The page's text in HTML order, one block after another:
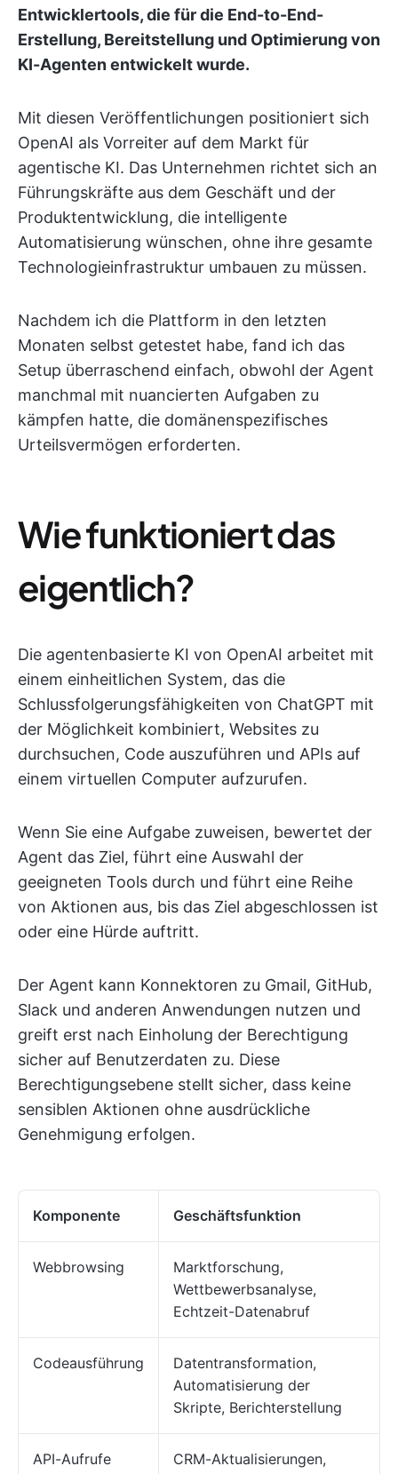
Entwicklertools, die für die End-to-End-
Erstellung, Bereitstellung und Optimierung von
KI-Agenten entwickelt wurde.
Mit diesen Veröffentlichungen positioniert sich
OpenAI als Vorreiter auf dem Markt für
agentische KI. Das Unternehmen richtet sich an
Führungskräfte aus dem Geschäft und der
Produktentwicklung, die intelligente
Automatisierung wünschen, ohne ihre gesamte
Technologieinfrastruktur umbauen zu müssen.
Nachdem ich die Plattform in den letzten
Monaten selbst getestet habe, fand ich das
Setup überraschend einfach, obwohl der Agent
manchmal mit nuancierten Aufgaben zu
kämpfen hatte, die domänenspezifisches
Urteilsvermögen erforderten.
Wie funktioniert das
eigentlich?
Die agentenbasierte KI von OpenAI arbeitet mit
einem einheitlichen System, das die
Schlussfolgerungsfähigkeiten von ChatGPT mit
der Möglichkeit kombiniert, Websites zu
durchsuchen, Code auszuführen und APIs auf
einem virtuellen Computer aufzurufen.
Wenn Sie eine Aufgabe zuweisen, bewertet der
Agent das Ziel, führt eine Auswahl der
geeigneten Tools durch und führt eine Reihe
von Aktionen aus, bis das Ziel abgeschlossen ist
oder eine Hürde auftritt.
Der Agent kann Konnektoren zu Gmail, GitHub,
Slack und anderen Anwendungen nutzen und
greift erst nach Einholung der Berechtigung
sicher auf Benutzerdaten zu. Diese
Berechtigungsebene stellt sicher, dass keine
sensiblen Aktionen ohne ausdrückliche
Genehmigung erfolgen.
Komponente Geschäftsfunktion
Webbrowsing
Marktforschung,
Wettbewerbsanalyse,
Echtzeit-Datenabruf
Codeausführung
Datentransformation,
Automatisierung der
Skripte, Berichterstellung
API-Aufrufe
CRM-Aktualisierungen,